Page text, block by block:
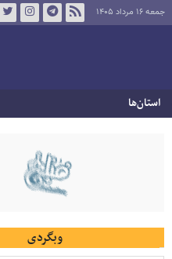
جمعه ۱۶ مرداد ۱۴۰۵
استان‌ها
وبگردی